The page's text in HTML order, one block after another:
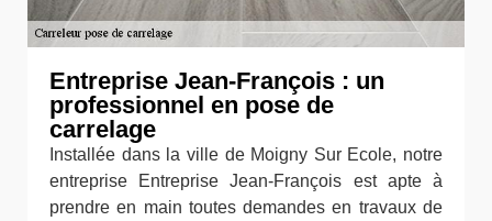
Entreprise Jean-François : un
professionnel en pose de
carrelage
Installée dans la ville de Moigny Sur Ecole, notre
entreprise Entreprise Jean-François est apte à
prendre en main toutes demandes en travaux de